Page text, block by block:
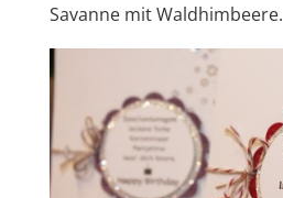
Savanne mit Waldhimbeere.